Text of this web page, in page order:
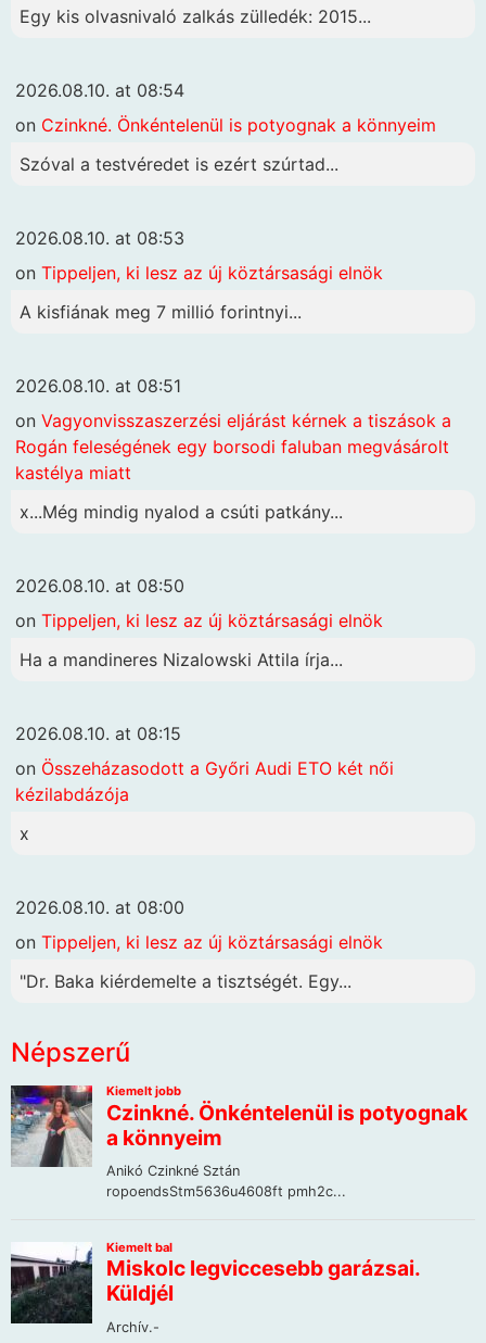
Egy kis olvasnivaló zalkás zülledék: 2015...
2026.08.10. at 08:54
on Czinkné. Önkéntelenül is potyognak a könnyeim
Szóval a testvéredet is ezért szúrtad...
2026.08.10. at 08:53
on Tippeljen, ki lesz az új köztársasági elnök
A kisfiának meg 7 millió forintnyi...
2026.08.10. at 08:51
on Vagyonvisszaszerzési eljárást kérnek a tiszások a
Rogán feleségének egy borsodi faluban megvásárolt
kastélya miatt
x...Még mindig nyalod a csúti patkány...
2026.08.10. at 08:50
on Tippeljen, ki lesz az új köztársasági elnök
Ha a mandineres Nizalowski Attila írja...
2026.08.10. at 08:15
on Összeházasodott a Győri Audi ETO két női
kézilabdázója
x
2026.08.10. at 08:00
on Tippeljen, ki lesz az új köztársasági elnök
"Dr. Baka kiérdemelte a tisztségét. Egy...
Népszerű